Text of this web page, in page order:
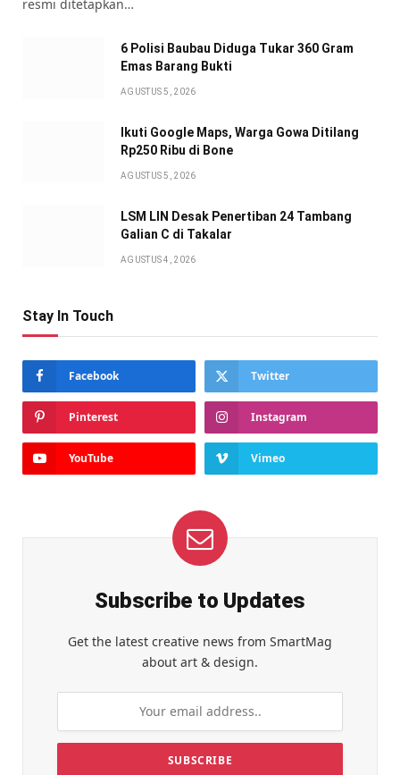
resmi ditetapkan…
6 Polisi Baubau Diduga Tukar 360 Gram
Emas Barang Bukti
AGUSTUS 5, 2026
Ikuti Google Maps, Warga Gowa Ditilang
Rp250 Ribu di Bone
AGUSTUS 5, 2026
LSM LIN Desak Penertiban 24 Tambang
Galian C di Takalar
AGUSTUS 4, 2026
Stay In Touch
Facebook Twitter
Pinterest Instagram
YouTube Vimeo
Subscribe to Updates
Get the latest creative news from SmartMag
about art & design.